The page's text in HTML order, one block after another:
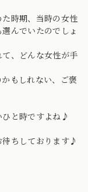
時期、当時の女性
んでいたのでしょ
、どんな女性が手
もしれない、ご褒
ひと時ですよね♪
待ちしております♪